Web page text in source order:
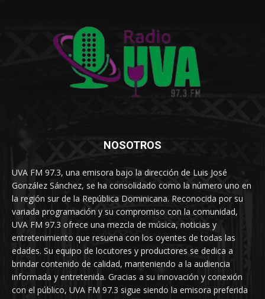
NOSOTROS
UVA FM 97.3, una emisora bajo la dirección de Luis José
González Sánchez, se ha consolidado como la número uno en
la región sur de la República Dominicana. Reconocida por su
variada programación y su compromiso con la comunidad,
UVA FM 97.3 ofrece una mezcla de música, noticias y
entretenimiento que resuena con los oyentes de todas las
edades. Su equipo de locutores y productores se dedica a
brindar contenido de calidad, manteniendo a la audiencia
informada y entretenida. Gracias a su innovación y conexión
con el público, UVA FM 97.3 sigue siendo la emisora preferida